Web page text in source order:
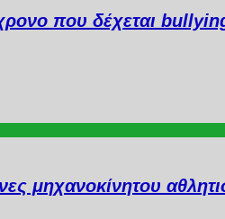
που δέχεται
μηχανοκίνητου